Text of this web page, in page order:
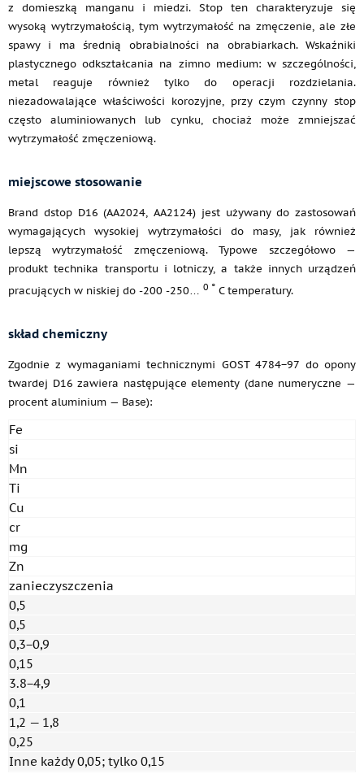
z domieszką manganu i miedzi. Stop ten charakteryzuje się
wysoką wytrzymałością, tym wytrzymałość na zmęczenie, ale złe
spawy i ma średnią obrabialności na obrabiarkach. Wskaźniki
plastycznego odkształcania na zimno medium: w szczególności,
metal reaguje również tylko do operacji rozdzielania.
niezadowalające właściwości korozyjne, przy czym czynny stop
często aluminiowanych lub cynku, chociaż może zmniejszać
wytrzymałość zmęczeniową.
miejscowe stosowanie
Brand dstop D16 (AA2024, AA2124) jest używany do zastosowań
wymagających wysokiej wytrzymałości do masy, jak również
lepszą wytrzymałość zmęczeniową. Typowe szczegółowo —
produkt technika transportu i lotniczy, a także innych urządzeń
pracujących w niskiej do -200 -250… 0 ° C temperatury.
skład chemiczny
Zgodnie z wymaganiami technicznymi GOST 4784−97 do opony
twardej D16 zawiera następujące elementy (dane numeryczne —
procent aluminium — Base):
Fe
si
Mn
Ti
Cu
cr
mg
Zn
zanieczyszczenia
0,5
0,5
0,3−0,9
0,15
3.8−4,9
0,1
1,2 — 1,8
0,25
Inne każdy 0,05; tylko 0,15